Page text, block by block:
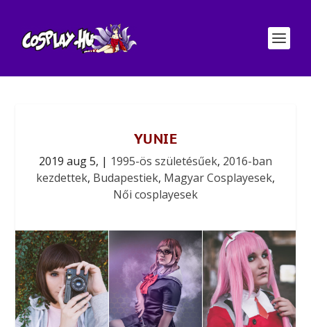
YUNIE
2019 aug 5, | 1995-ös születésűek, 2016-ban
kezdettek, Budapestiek, Magyar Cosplayesek,
Női cosplayesek